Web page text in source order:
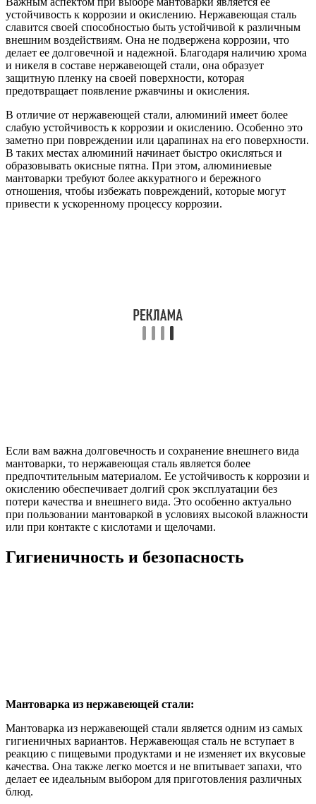
устойчивость к коррозии и окислению. Нержавеющая сталь
славится своей способностью быть устойчивой к различным
внешним воздействиям. Она не подвержена коррозии, что
делает ее долговечной и надежной. Благодаря наличию хрома
и никеля в составе нержавеющей стали, она образует
защитную пленку на своей поверхности, которая
предотвращает появление ржавчины и окисления.
В отличие от нержавеющей стали, алюминий имеет более
слабую устойчивость к коррозии и окислению. Особенно это
заметно при повреждении или царапинах на его поверхности.
В таких местах алюминий начинает быстро окисляться и
образовывать окисные пятна. При этом, алюминиевые
мантоварки требуют более аккуратного и бережного
отношения, чтобы избежать повреждений, которые могут
привести к ускоренному процессу коррозии.
Если вам важна долговечность и сохранение внешнего вида
мантоварки, то нержавеющая сталь является более
предпочтительным материалом. Ее устойчивость к коррозии и
окислению обеспечивает долгий срок эксплуатации без
потери качества и внешнего вида. Это особенно актуально
при пользовании мантоваркой в условиях высокой влажности
или при контакте с кислотами и щелочами.
Гигиеничность и безопасность
Мантоварка из нержавеющей стали:
Мантоварка из нержавеющей стали является одним из самых
гигиеничных вариантов. Нержавеющая сталь не вступает в
реакцию с пищевыми продуктами и не изменяет их вкусовые
качества. Она также легко моется и не впитывает запахи, что
делает ее идеальным выбором для приготовления различных
блюд.